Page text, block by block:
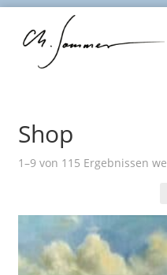
Shop
1–9 von 115 Ergebnissen